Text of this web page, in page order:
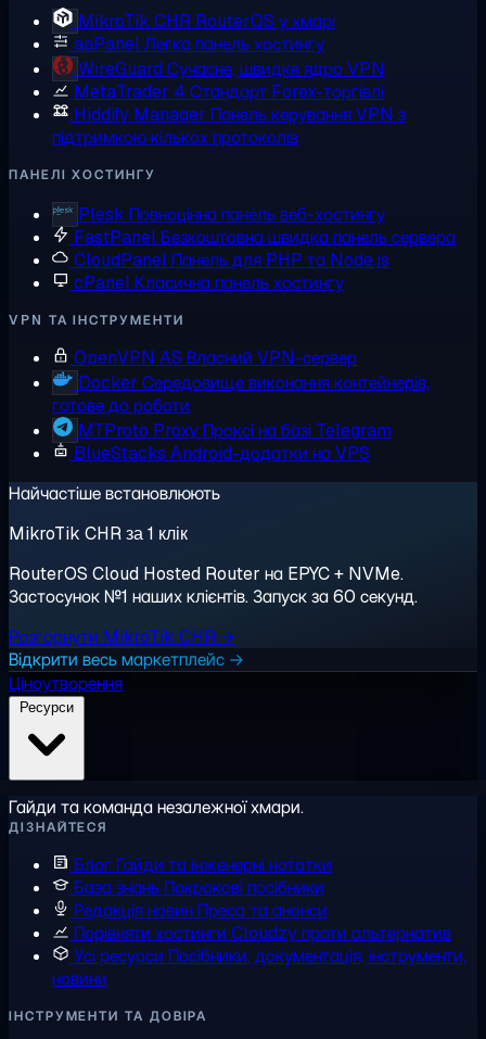
MikroTik CHR RouterOS у хмарі
aaPanelЛегка панель хостингу
WireGuard Сучасне, швидке ядро VPN
MetaTrader 4 Стандарт Forex-торгівлі
Hiddify Manager Панель керування VPN з
підтримкою кількох протоколів
ПАНЕЛІ ХОСТИНГУ
Plesk Повноцінна панель веб-хостингу
FastPanelБезкоштовна швидка панель сервера
CloudPanel Панель для PHP та Node.js
cPanelКласична панель хостингу
VPN ТА ІНСТРУМЕНТИ
OpenVPN AS Власний VPN-сервер
Docker Середовище виконання контейнерів,
готове до роботи
MTProto Proxy Проксі на базі Telegram
BlueStacks Android-додатки на VPS
Найчастіше встановлюють
MikroTik CHR за 1 клік
RouterOS Cloud Hosted Router на EPYC + NVMe.
Застосунок №1 наших клієнтів. Запуск за 60 секунд.
Розгорнути MikroTik CHR →
Відкрити весь маркетплейс →
Ціноутворення
Гайди та команда незалежної хмари.
ДІЗНАЙТЕСЯ
Блог Гайди та інженерні нотатки
База знань Покрокові посібники
Редакція новин Преса та анонси
Порівняти хостинги Cloudzy проти альтернатив
Усі ресурси Посібники, документація, інструменти,
новини
ІНСТРУМЕНТИ ТА ДОВІРА